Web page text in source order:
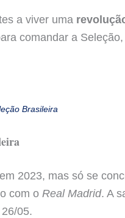
a viver uma
comandar a
Brasileira
2023, mas só se
com o Real Madrid. A
05.